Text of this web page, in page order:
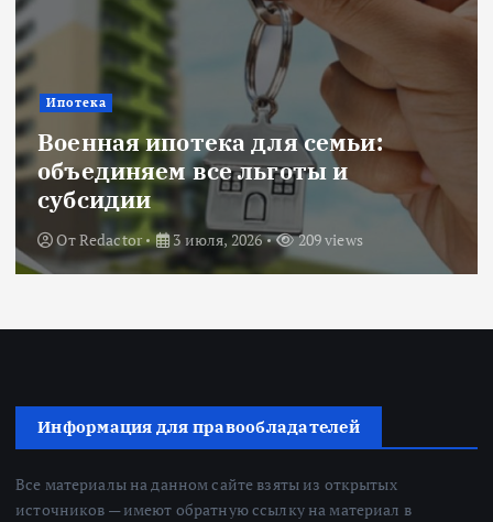
Ипотека
Военная ипотека для семьи:
объединяем все льготы и
субсидии
ОтRedactor 3 июля, 2026 209 views
Информация для правообладателей
Все материалы на данном сайте взяты из открытых
источников — имеют обратную ссылку на материал в